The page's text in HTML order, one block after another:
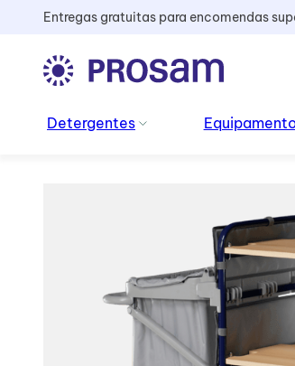
Entregas gratuitas para encomendas
TERMOS MAIS
kiehl
mopa
cabo
sani
peluche
8 º
amoniacal
Detergentes